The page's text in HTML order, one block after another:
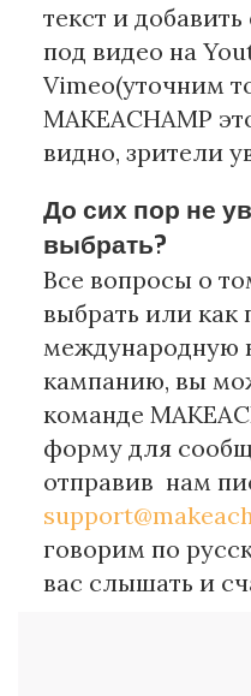
текст и
под видео на
Vimeo(уточним
MAKEACHAMP
видно, зрители
До сих пор не
выбрать?
Все вопросы о
выбрать или как
международную
кампанию, вы
команде
форму для
отправив нам
говорим по
вас слышать и